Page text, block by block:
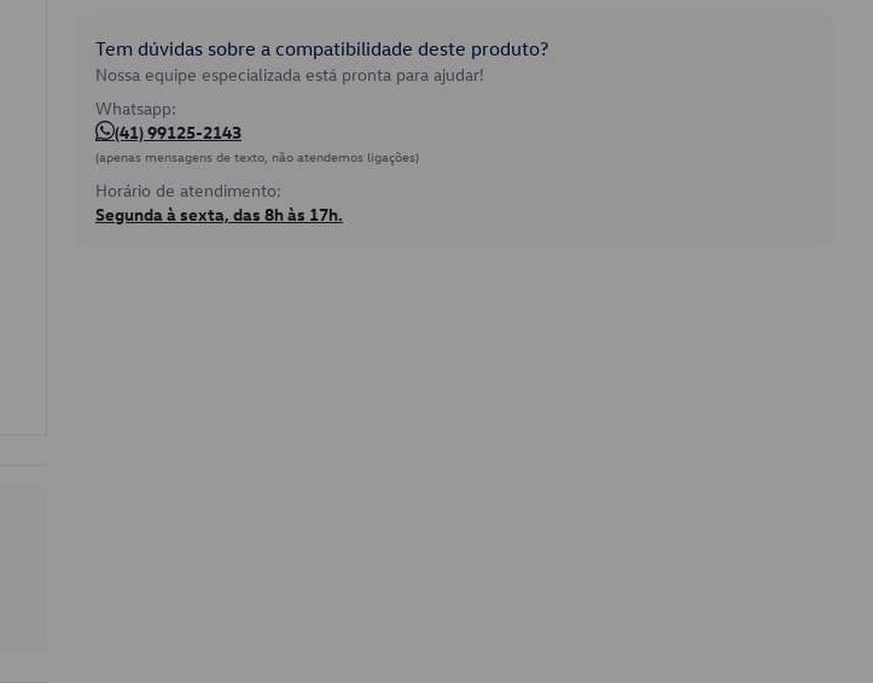
Tem dúvidas sobre a compatibilidade deste produto?
Nossa equipe especializada está pronta para ajudar!
Whatsapp:
(41) 99125-2143
(apenas mensagens de texto, não atendemos ligações)
Horário de atendimento:
Segunda à sexta, das 8h às 17h.